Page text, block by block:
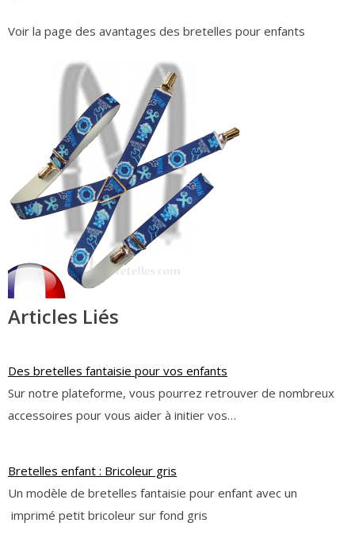
Voir la page des avantages des bretelles pour enfants
Articles Liés
Des bretelles fantaisie pour vos enfants
Sur notre plateforme, vous pourrez retrouver de nombreux
accessoires pour vous aider à initier vos…
Bretelles enfant : Bricoleur gris
Un modèle de bretelles fantaisie pour enfant avec un
imprimé petit bricoleur sur fond gris